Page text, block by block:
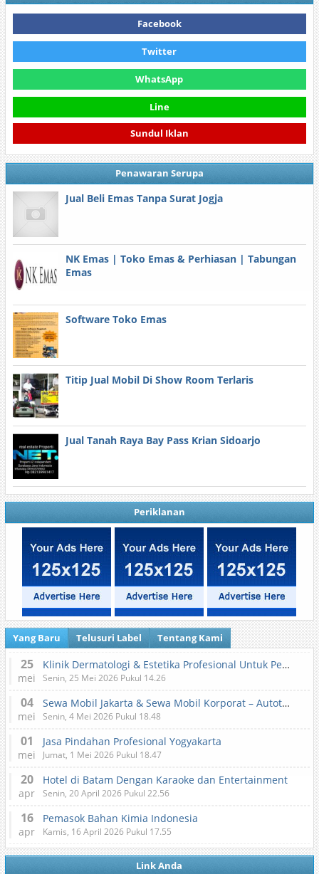
Facebook
Twitter
WhatsApp
Line
Sundul Iklan
Penawaran Serupa
Jual Beli Emas Tanpa Surat Jogja
NK Emas | Toko Emas & Perhiasan | Tabungan
Emas
Software Toko Emas
Titip Jual Mobil Di Show Room Terlaris
Jual Tanah Raya Bay Pass Krian Sidoarjo
Periklanan
Yang Baru Telusuri Label Tentang Kami
25
mei
Klinik Dermatologi & Estetika Profesional Untuk Perawatan Kulit dan Kecantikan
Senin, 25 Mei 2026 Pukul 14.26
04
mei
Sewa Mobil Jakarta & Sewa Mobil Korporat – Autotranz Indonesia
Senin, 4 Mei 2026 Pukul 18.48
01
mei
Jasa Pindahan Profesional Yogyakarta
Jumat, 1 Mei 2026 Pukul 18.47
20
apr
Hotel di Batam Dengan Karaoke dan Entertainment
Senin, 20 April 2026 Pukul 22.56
16
apr
Pemasok Bahan Kimia Indonesia
Kamis, 16 April 2026 Pukul 17.55
Link Anda